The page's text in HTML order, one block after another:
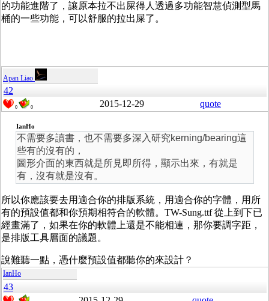
的功能進階了，讓原本拉不出屎得人透過多功能智慧偵測型馬
桶的一些功能，可以舒服的拉出屎了。
Apan Liao
42
0 0 2015-12-29 quote
IanHo
不需要多讀書，也不需要多深入研究kerning/bearing這
些有的沒有的，
圖形介面的東西就是所見即所得，顯示出來，有就是
有，沒有就是沒有。
所以你應該要去用適合你的排版系統，用適合你的字體，用所
有的預設值都和你預期相符合的軟體。TW-Sung.ttf 從上到下已
經畫滿了，如果在你的軟體上還是不能相連，那你要調字距，
是排版工具層面的議題。
說難聽一點，憑什麼預設值都聽你的來設計？
IanHo
43